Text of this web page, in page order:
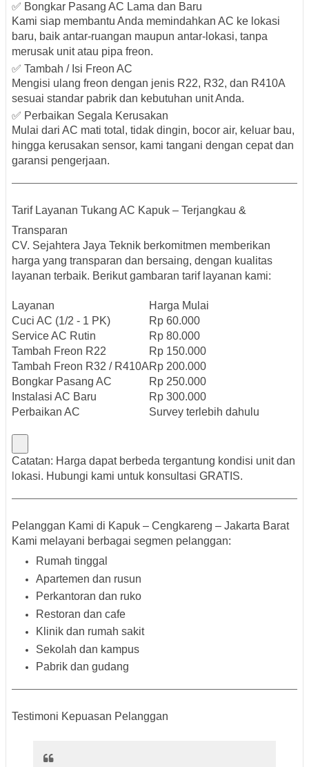
✅ Bongkar Pasang AC Lama dan Baru
Kami siap membantu Anda memindahkan AC ke lokasi
baru, baik antar-ruangan maupun antar-lokasi, tanpa
merusak unit atau pipa freon.
✅ Tambah / Isi Freon AC
Mengisi ulang freon dengan jenis R22, R32, dan R410A
sesuai standar pabrik dan kebutuhan unit Anda.
✅ Perbaikan Segala Kerusakan
Mulai dari AC mati total, tidak dingin, bocor air, keluar bau,
hingga kerusakan sensor, kami tangani dengan cepat dan
garansi pengerjaan.
Tarif Layanan Tukang AC Kapuk – Terjangkau &
Transparan
CV. Sejahtera Jaya Teknik berkomitmen memberikan
harga yang transparan dan bersaing, dengan kualitas
layanan terbaik. Berikut gambaran tarif layanan kami:
Layanan
Harga Mulai
Cuci AC (1/2 - 1 PK)
Rp 60.000
Service AC Rutin
Rp 80.000
Tambah Freon R22
Rp 150.000
Tambah Freon R32 / R410ARp 200.000
Bongkar Pasang AC
Rp 250.000
Instalasi AC Baru
Rp 300.000
Perbaikan AC
Survey terlebih dahulu
Catatan: Harga dapat berbeda tergantung kondisi unit dan
lokasi. Hubungi kami untuk konsultasi GRATIS.
Pelanggan Kami di Kapuk – Cengkareng – Jakarta Barat
Kami melayani berbagai segmen pelanggan:
Rumah tinggal
Apartemen dan rusun
Perkantoran dan ruko
Restoran dan cafe
Klinik dan rumah sakit
Sekolah dan kampus
Pabrik dan gudang
Testimoni Kepuasan Pelanggan